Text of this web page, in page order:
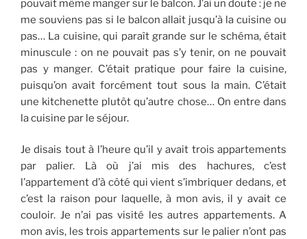
pouvait même manger sur le balcon. J’ai un doute : je ne
me souviens pas si le balcon allait jusqu’à la cuisine ou
pas… La cuisine, qui paraît grande sur le schéma, était
minuscule : on ne pouvait pas s’y tenir, on ne pouvait
pas y manger. C’était pratique pour faire la cuisine,
puisqu’on avait forcément tout sous la main. C’était
une kitchenette plutôt qu’autre chose… On entre dans
la cuisine par le séjour.
Je disais tout à l’heure qu’il y avait trois appartements
par palier. Là où j’ai mis des hachures, c’est
l’appartement d’à côté qui vient s’imbriquer dedans, et
c’est la raison pour laquelle, à mon avis, il y avait ce
couloir. Je n’ai pas visité les autres appartements. A
mon avis, les trois appartements sur le palier n’ont pas